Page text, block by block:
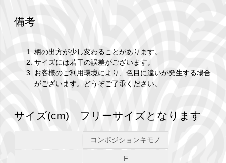
備考
柄の出方が少し変わることがあります。
サイズには若干の誤差がございます。
お客様のご利用環境により、色目に違いが発生する場合
がございます。どうぞご了承ください。
サイズ(cm) フリーサイズとなります
コンポジションキモノ
F